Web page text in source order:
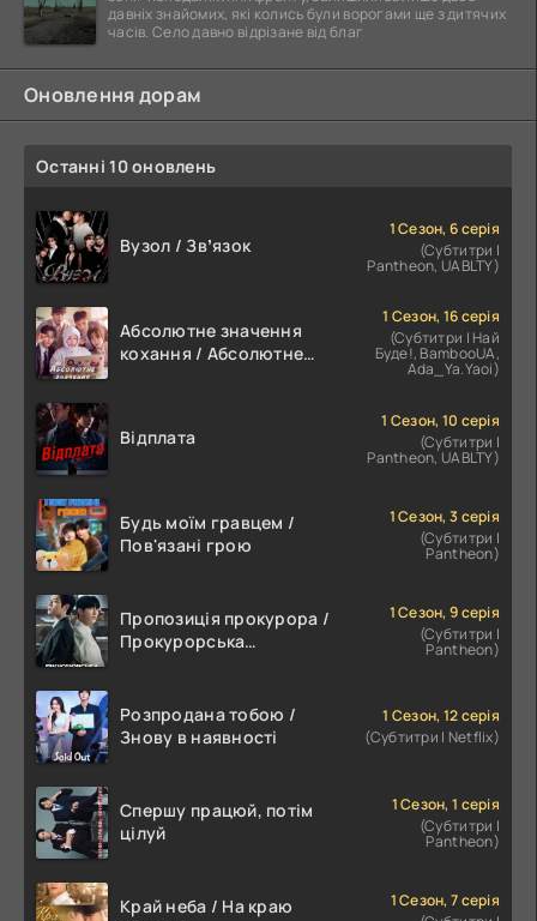
давніх знайомих, які колись були ворогами ще з дитячих
часів. Село давно відрізане від благ
Оновлення дорам
Останні 10 оновлень
Вузол / Звʼязок
1 Сезон, 6 серія
(Субтитри |
Pantheon, UABLTY)
Абсолютне значення
кохання / Абсолютне
1 Сезон, 16 серія
(Субтитри | Най
Буде!, BambooUA,
Ada_Ya.Yaoi)
Відплата
1 Сезон, 10 серія
(Субтитри |
Pantheon, UABLTY)
Будь моїм гравцем /
Пов'язані грою
1 Сезон, 3 серія
(Субтитри |
Pantheon)
Пропозиція прокурора /
Прокурорська
1 Сезон, 9 серія
(Субтитри |
Pantheon)
Розпродана тобою /
Знову в наявності
1 Сезон, 12 серія
(Субтитри | Netflix)
Спершу працюй, потім
цілуй
1 Сезон, 1 серія
(Субтитри |
Pantheon)
Край неба / На краю
1 Сезон, 7 серія